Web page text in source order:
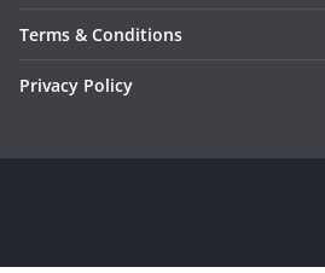
Terms & Conditions
Privacy Policy